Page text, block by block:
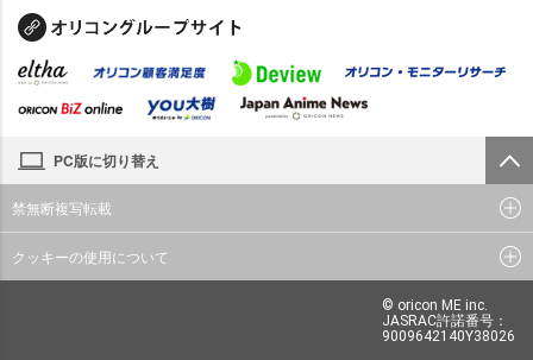
PC版に切り替え
禁無断複写転載
クッキーの使用について
© oricon ME inc.
JASRAC許諾番号：
9009642140Y38026